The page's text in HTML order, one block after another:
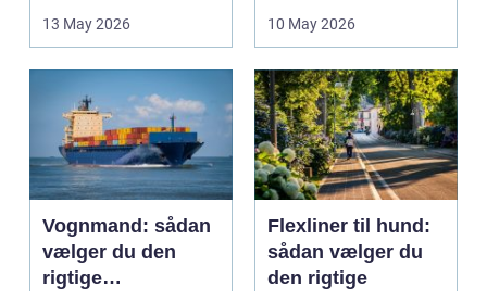
terrasse eller
og pra...
13 May 2026
ø...
10 May 2026
Vognmand: sådan
vælger du den
rigtige
Flexliner til hund:
sådan vælger du
den rigtige